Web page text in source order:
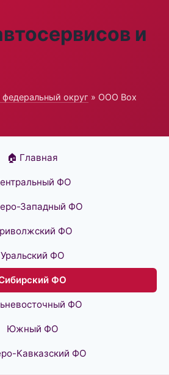
и
округ » ООО Box
🏠 Главная
ФО
Западный ФО
ФО
Уральский ФО
ФО
ФО
Южный ФО
Кавказский ФО